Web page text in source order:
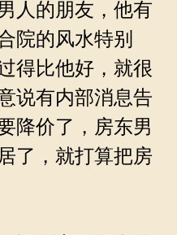
人的朋友，他有
院的风水特别
得比他好，就很
说有内部消息告
降价了，房东男
了，就打算把房